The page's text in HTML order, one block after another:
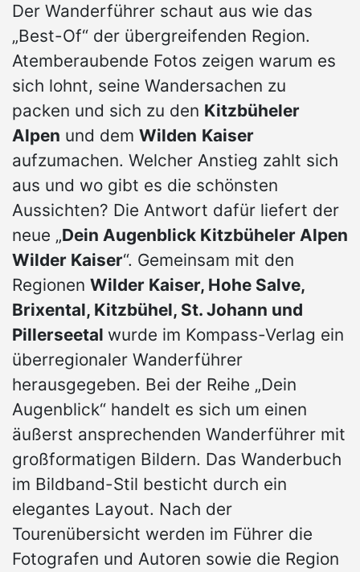
Der Wanderführer schaut aus wie das
„Best-Of“ der übergreifenden Region.
Atemberaubende Fotos zeigen warum es
sich lohnt, seine Wandersachen zu
packen und sich zu den Kitzbüheler
Alpen und dem Wilden Kaiser
aufzumachen. Welcher Anstieg zahlt sich
aus und wo gibt es die schönsten
Aussichten? Die Antwort dafür liefert der
neue „Dein Augenblick Kitzbüheler Alpen
Wilder Kaiser“. Gemeinsam mit den
Regionen Wilder Kaiser, Hohe Salve,
Brixental, Kitzbühel, St. Johann und
Pillerseetal wurde im Kompass-Verlag ein
überregionaler Wanderführer
herausgegeben. Bei der Reihe „Dein
Augenblick“ handelt es sich um einen
äußerst ansprechenden Wanderführer mit
großformatigen Bildern. Das Wanderbuch
im Bildband-Stil besticht durch ein
elegantes Layout. Nach der
Tourenübersicht werden im Führer die
Fotografen und Autoren sowie die Region